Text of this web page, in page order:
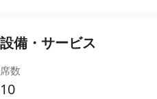
設備・サービス
席数
10